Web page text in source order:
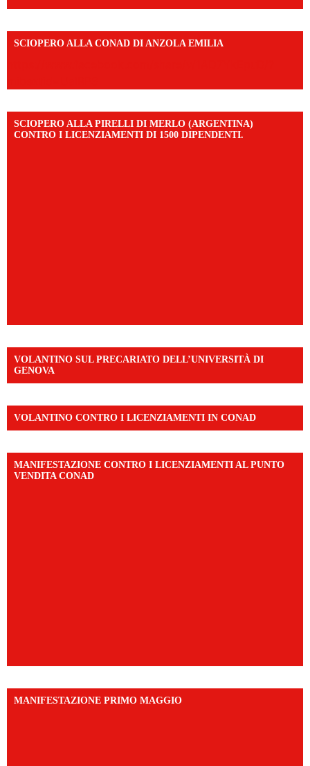
SCIOPERO ALLA CONAD DI ANZOLA EMILIA
SCIOPERO ALLA PIRELLI DI MERLO (ARGENTINA)
CONTRO I LICENZIAMENTI DI 1500 DIPENDENTI.
VOLANTINO SUL PRECARIATO DELL’UNIVERSITÀ DI
GENOVA
VOLANTINO CONTRO I LICENZIAMENTI IN CONAD
MANIFESTAZIONE CONTRO I LICENZIAMENTI AL PUNTO
VENDITA CONAD
MANIFESTAZIONE PRIMO MAGGIO